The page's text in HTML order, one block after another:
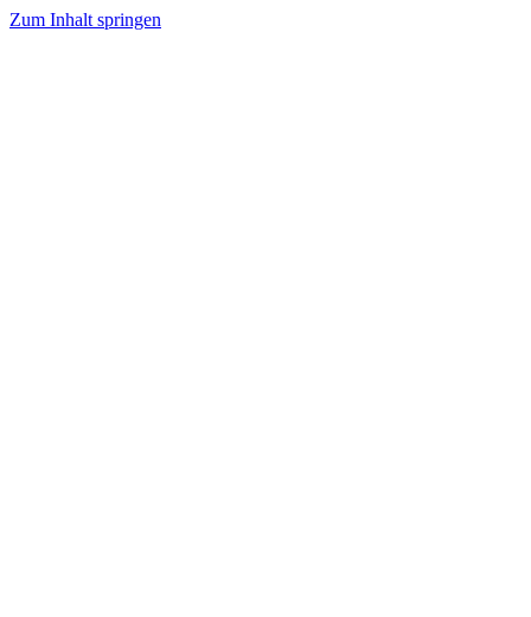
Zum Inhalt springen